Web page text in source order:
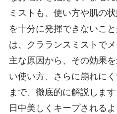
ミストも、使い方や肌の
を十分に発揮できないこ
は、クラランスミストで
主な原因から、その効果
い使い方、さらに崩れに
まで、徹底的に解説しま
日中美しくキープされる